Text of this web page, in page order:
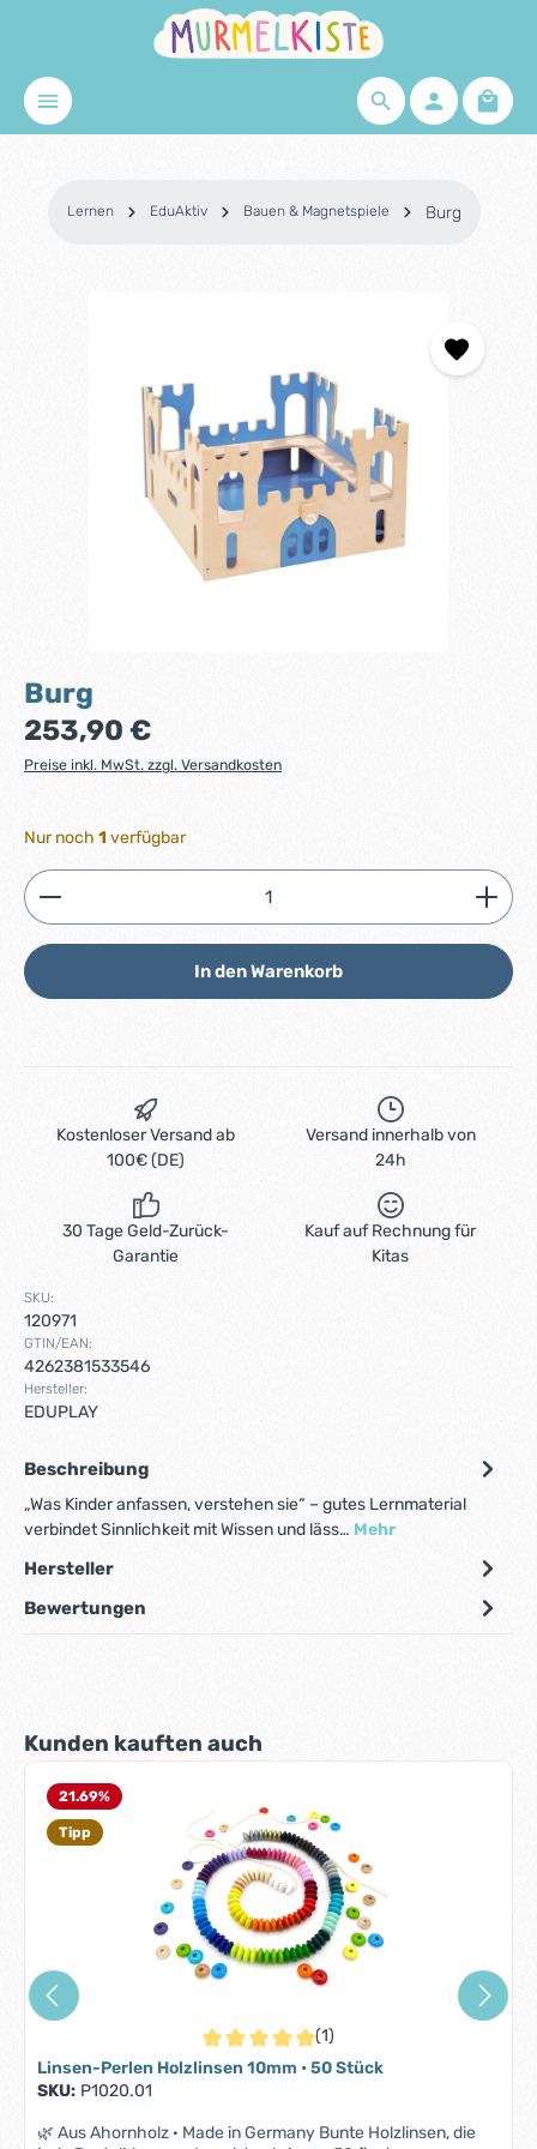
Zum Hauptinhalt springen
Lernen EduAktiv Bauen & Magnetspiele Burg
Burg
Regulärer Preis:
253,90 €
Preise inkl. MwSt. zzgl. Versandkosten
Nur noch 1 verfügbar
Produkt Anzahl: Gib den gewünschten Wert ein
In den Warenkorb
Kostenloser Versand ab
100€ (DE)
Versand innerhalb von
24h
30 Tage Geld-Zurück-
Garantie
Kauf auf Rechnung für
Kitas
SKU:
120971
GTIN/EAN:
4262381533546
Hersteller:
EDUPLAY
Beschreibung
„Was Kinder anfassen, verstehen sie“ – gutes Lernmaterial
verbindet Sinnlichkeit mit Wissen und läss… Mehr
Hersteller
Bewertungen
Produktgalerie überspringen
Kunden kauften auch
21.69%
Tipp
Durchschnittliche Bewertung von 5 von 5
(1)
Linsen-Perlen Holzlinsen 10mm • 50 Stück
SKU: P1020.01
🌿 Aus Ahornholz · Made in Germany Bunte Holzlinsen, die